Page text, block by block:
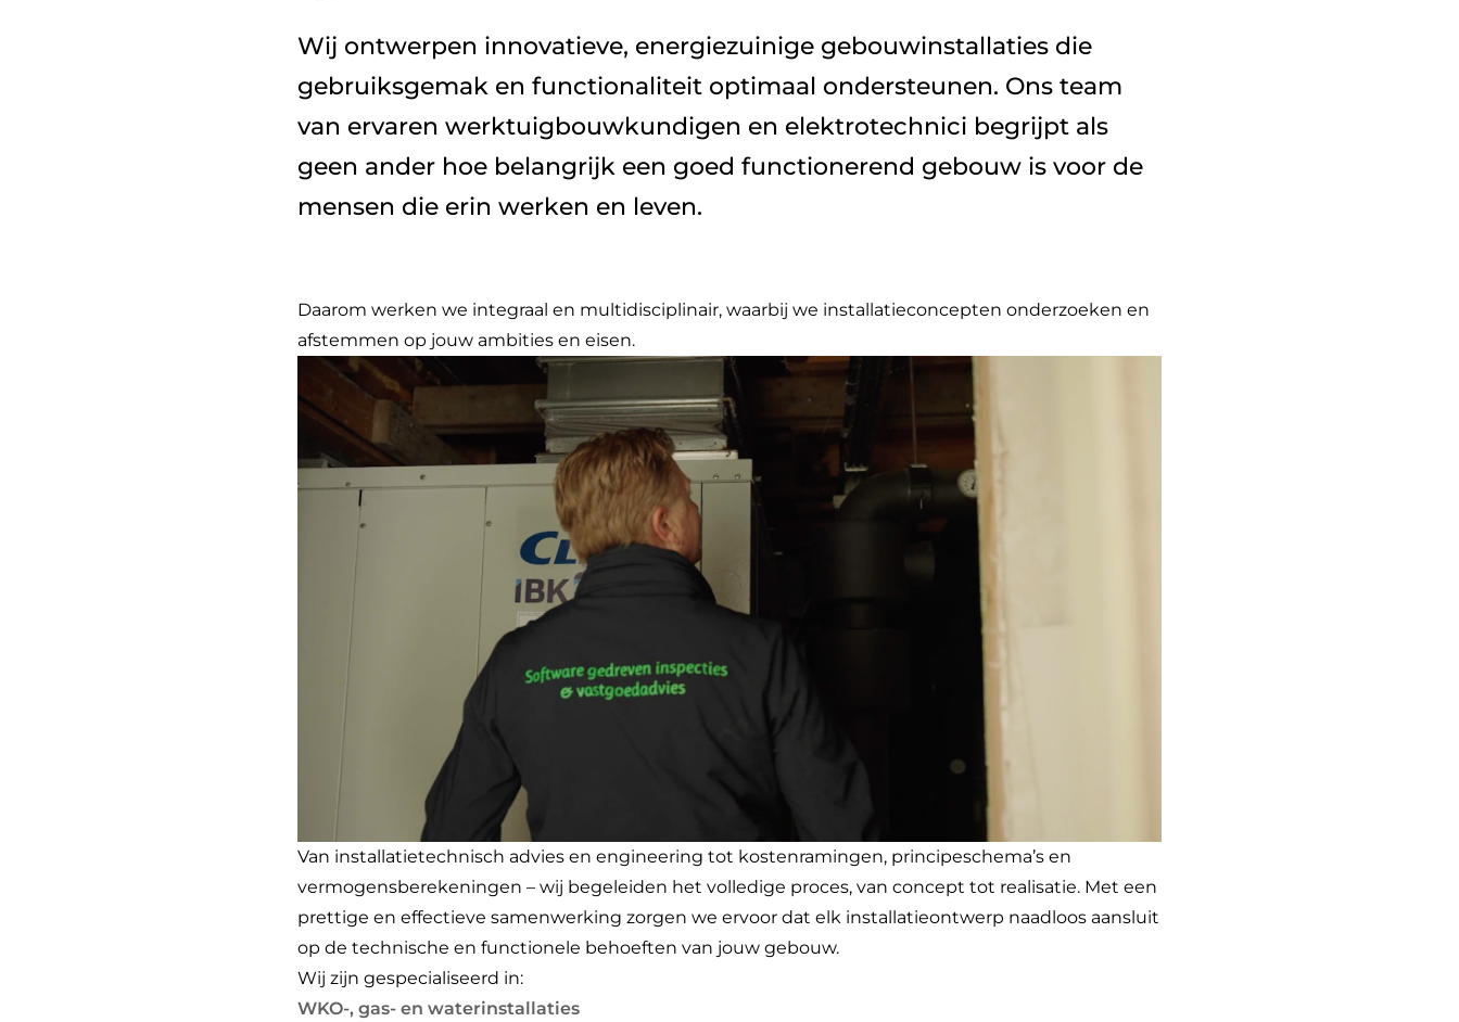
Wij ontwerpen innovatieve, energiezuinige gebouwinstallaties die
gebruiksgemak en functionaliteit optimaal ondersteunen. Ons team
van ervaren werktuigbouwkundigen en elektrotechnici begrijpt als
geen ander hoe belangrijk een goed functionerend gebouw is voor de
mensen die erin werken en leven.
Daarom werken we integraal en multidisciplinair, waarbij we installatieconcepten onderzoeken en
afstemmen op jouw ambities en eisen.
Van installatietechnisch advies en engineering tot kostenramingen, principeschema’s en
vermogensberekeningen – wij begeleiden het volledige proces, van concept tot realisatie. Met een
prettige en effectieve samenwerking zorgen we ervoor dat elk installatieontwerp naadloos aansluit
op de technische en functionele behoeften van jouw gebouw.
Wij zijn gespecialiseerd in:
WKO-, gas- en waterinstallaties